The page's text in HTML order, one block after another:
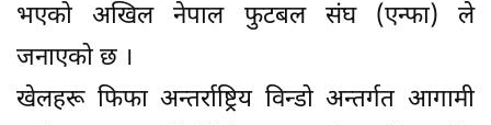
भएको अखिल नेपाल फुटबल संघ (एन्फा) ले
जनाएको छ ।
खेलहरू फिफा अन्तर्राष्ट्रिय विन्डो अन्तर्गत आगामी